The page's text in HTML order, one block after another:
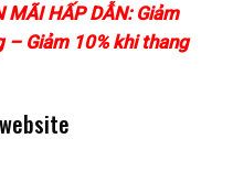
MÃI HẤP DẪN: Giảm
– Giảm 10% khi thang